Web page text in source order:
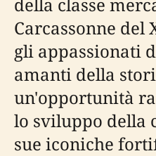
Carcassonne del
gli appassionati
amanti della
un'opportunità
lo sviluppo della
sue iconiche